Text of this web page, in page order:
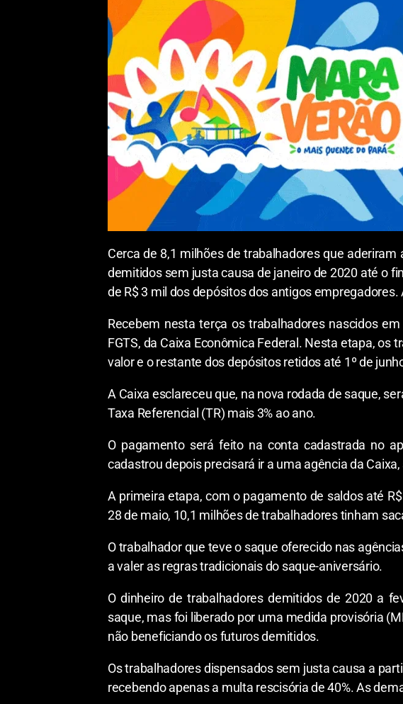
Cerca de 8,1 milhões de trabalhadores que
demitidos sem justa causa de janeiro de 2020 até o
de R$ 3 mil dos depósitos dos antigos empregadores.
Recebem nesta terça os trabalhadores nascidos
FGTS, da Caixa Econômica Federal. Nesta etapa,
valor e o restante dos depósitos retidos até 1º de
A Caixa esclareceu que, na nova rodada de saque,
Taxa Referencial (TR) mais 3% ao ano.
O pagamento será feito na conta cadastrada no
cadastrou depois precisará ir a uma agência da
A primeira etapa, com o pagamento de saldos até
28 de maio, 10,1 milhões de trabalhadores tinham
O trabalhador que teve o saque oferecido nas
a valer as regras tradicionais do saque-aniversário.
O dinheiro de trabalhadores demitidos de 2020 a
saque, mas foi liberado por uma medida provisória
não beneficiando os futuros demitidos.
Os trabalhadores dispensados sem justa causa a
recebendo apenas a multa rescisória de 40%. As